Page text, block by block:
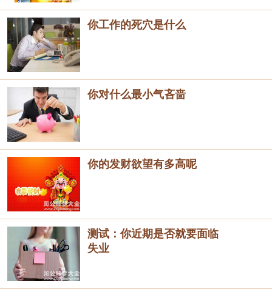
你工作的死穴是什么
你对什么最小气吝啬
你的发财欲望有多高呢
测试：你近期是否就要面临
失业